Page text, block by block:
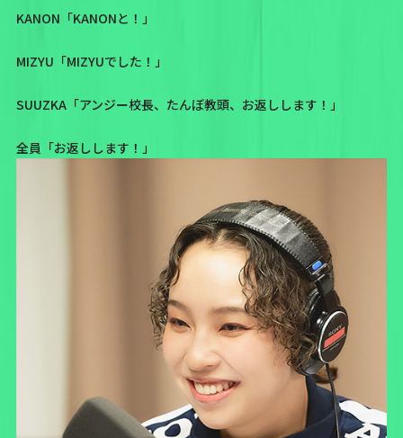
KANON「KANONと！」
MIZYU「MIZYUでした！」
SUUZKA「アンジー校長、たんぼ教頭、お返しします！」
全員「お返しします！」